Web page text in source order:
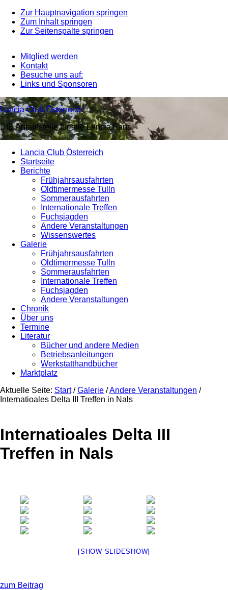
Zur Hauptnavigation springen
Zum Inhalt springen
Zur Seitenspalte springen
Mitglied werden
Kontakt
Besuche uns auf:
Links und Sponsoren
Lancia Club Österreich
DIE Anlaufstelle für alle Lancia Fans
Lancia Club Österreich
Startseite
Berichte
Frühjahrsausfahrten
Oldtimermesse Tulln
Sommerausfahrten
Internationale Treffen
Fuchsjagden
Andere Veranstaltungen
Wissenswertes
Galerie
Frühjahrsausfahrten
Oldtimermesse Tulln
Sommerausfahrten
Internationale Treffen
Fuchsjagden
Andere Veranstaltungen
Chronik
Über uns
Termine
Literatur
Bücher und andere Medien
Betriebsanleitungen
Werkstatthandbücher
Marktplatz
Aktuelle Seite: Start / Galerie /Andere Veranstaltungen /
Internatioales Delta III Treffen in Nals
Internatioales Delta III
Treffen in Nals
[SHOW SLIDESHOW]
zum Beitrag